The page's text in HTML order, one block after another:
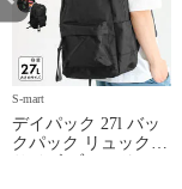
S-mart
デイパック 27l バッ
クパック リュック